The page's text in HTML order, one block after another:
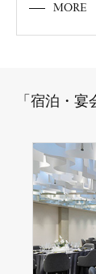
MORE
「宿泊・